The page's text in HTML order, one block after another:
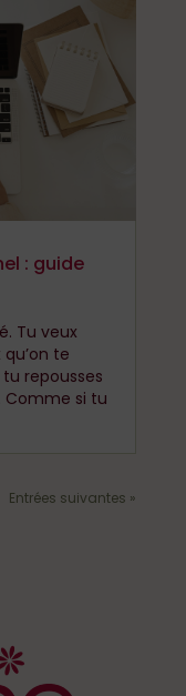
: guide
Tu veux
te
repousses
Comme si tu
Entrées suivantes »